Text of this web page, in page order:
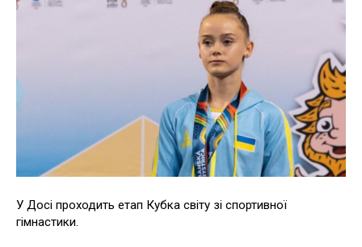
У Досі проходить етап Кубка світу зі спортивної
гімнастики.